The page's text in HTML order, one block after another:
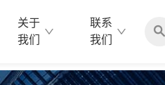
关于
我们
联系
我们